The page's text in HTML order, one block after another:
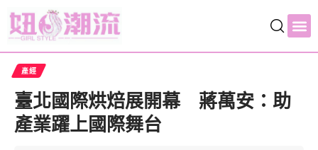
產經
臺北國際烘焙展開幕 蔣萬安：助
產業躍上國際舞台